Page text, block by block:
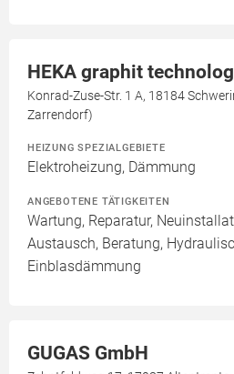
HEKA graphit
Konrad-Zuse-Str. 1 A, 18184
Zarrendorf)
HEIZUNG SPEZIALGEBIETE
Elektroheizung, Dämmung
ANGEBOTENE TÄTIGKEITEN
Wartung, Reparatur,
Austausch, Beratung,
Einblasdämmung
GUGAS GmbH